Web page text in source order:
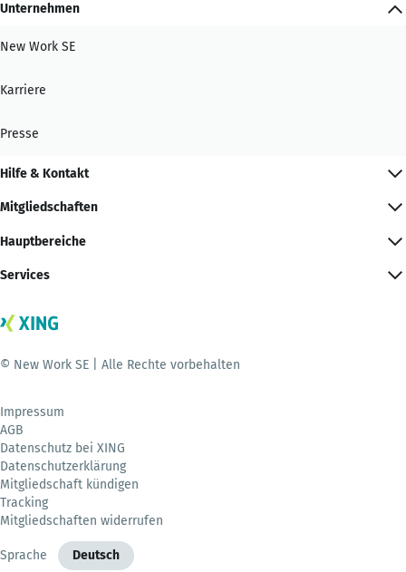
Unternehmen
New Work SE
Karriere
Presse
Hilfe & Kontakt
Mitgliedschaften
Hauptbereiche
Services
© New Work SE | Alle Rechte vorbehalten
Impressum
AGB
Datenschutz bei XING
Datenschutzerklärung
Mitgliedschaft kündigen
Tracking
Mitgliedschaften widerrufen
Sprache Deutsch